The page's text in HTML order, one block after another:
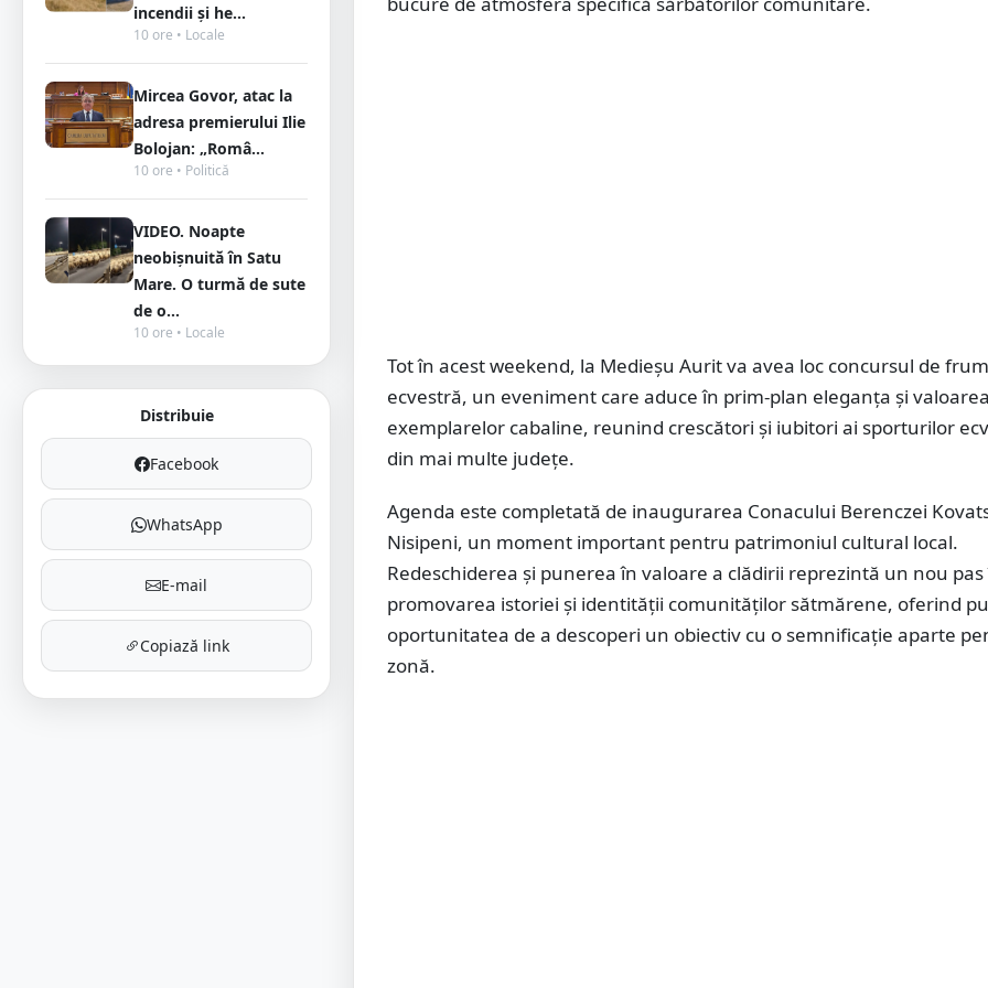
incendii și he...
10 ore • Locale
Mircea Govor, atac la
adresa premierului Ilie
Bolojan: „Româ...
10 ore • Politică
VIDEO. Noapte
neobișnuită în Satu
Mare. O turmă de sute
de o...
10 ore • Locale
Distribuie
Facebook
WhatsApp
E-mail
Copiază link
Tot în acest weekend, la Medieșu Aurit va avea loc concursul de
ecvestră, un eveniment care aduce în prim-plan eleganța și valoarea
exemplarelor cabaline, reunind crescători și iubitori ai sporturilor
din mai multe județe.
Agenda este completată de inaugurarea Conacului Berenczei
Nisipeni, un moment important pentru patrimoniul cultural local.
Redeschiderea și punerea în valoare a clădirii reprezintă un nou pas
promovarea istoriei și identității comunităților sătmărene, oferind
oportunitatea de a descoperi un obiectiv cu o semnificație aparte
zonă.